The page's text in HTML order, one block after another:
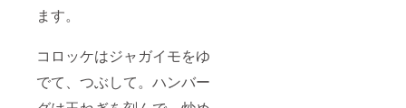
ます。
コロッケはジャガイモをゆ
でて、つぶして。ハンバー